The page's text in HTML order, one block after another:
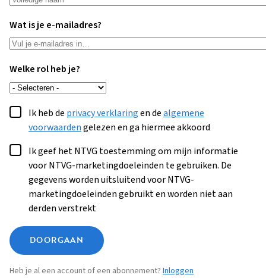
Wat is je e-mailadres?
Welke rol heb je?
Ik heb de privacy verklaringen dealgemene
voorwaardengelezen en ga hiermee akkoord
Ik geef het NTVG toestemming om mijn informatie
voor NTVG-marketingdoeleinden te gebruiken. De
gegevens worden uitsluitend voor NTVG-
marketingdoeleinden gebruikt en worden niet aan
derden verstrekt
DOORGAAN
Heb je al een account of een abonnement? Inloggen